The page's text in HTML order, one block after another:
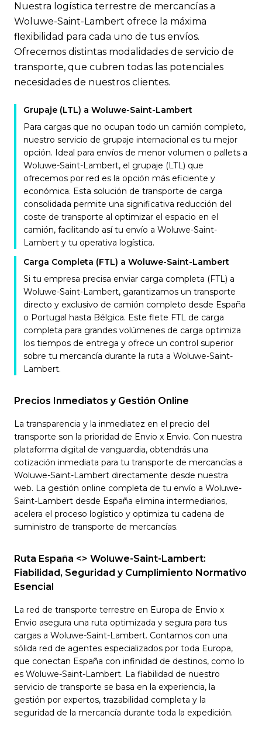
Nuestra logística terrestre de mercancías a
Woluwe-Saint-Lambert ofrece la máxima
flexibilidad para cada uno de tus envíos.
Ofrecemos distintas modalidades de servicio de
transporte, que cubren todas las potenciales
necesidades de nuestros clientes.
Grupaje (LTL) a Woluwe-Saint-Lambert
Para cargas que no ocupan todo un camión completo,
nuestro servicio de grupaje internacional es tu mejor
opción. Ideal para envíos de menor volumen o pallets a
Woluwe-Saint-Lambert, el grupaje (LTL) que
ofrecemos por red es la opción más eficiente y
económica. Esta solución de transporte de carga
consolidada permite una significativa reducción del
coste de transporte al optimizar el espacio en el
camión, facilitando así tu envío a Woluwe-Saint-
Lambert y tu operativa logística.
Carga Completa (FTL) a Woluwe-Saint-Lambert
Si tu empresa precisa enviar carga completa (FTL) a
Woluwe-Saint-Lambert, garantizamos un transporte
directo y exclusivo de camión completo desde España
o Portugal hasta Bélgica. Este flete FTL de carga
completa para grandes volúmenes de carga optimiza
los tiempos de entrega y ofrece un control superior
sobre tu mercancía durante la ruta a Woluwe-Saint-
Lambert.
Precios Inmediatos y Gestión Online
La transparencia y la inmediatez en el precio del
transporte son la prioridad de Envio x Envio. Con nuestra
plataforma digital de vanguardia, obtendrás una
cotización inmediata para tu transporte de mercancías a
Woluwe-Saint-Lambert directamente desde nuestra
web. La gestión online completa de tu envío a Woluwe-
Saint-Lambert desde España elimina intermediarios,
acelera el proceso logístico y optimiza tu cadena de
suministro de transporte de mercancías.
Ruta España <> Woluwe-Saint-Lambert:
Fiabilidad, Seguridad y Cumplimiento Normativo
Esencial
La red de transporte terrestre en Europa de Envio x
Envio asegura una ruta optimizada y segura para tus
cargas a Woluwe-Saint-Lambert. Contamos con una
sólida red de agentes especializados por toda Europa,
que conectan España con infinidad de destinos, como lo
es Woluwe-Saint-Lambert. La fiabilidad de nuestro
servicio de transporte se basa en la experiencia, la
gestión por expertos, trazabilidad completa y la
seguridad de la mercancía durante toda la expedición.